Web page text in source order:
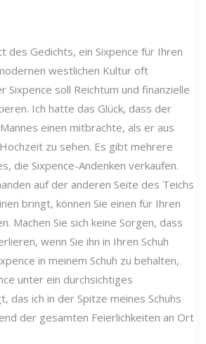
des Gedichts, ein Sixpence für Ihren
westlichen Kultur oft
Sixpence soll Reichtum und finanzielle
Ich hatte das Glück, dass der
einen mitbrachte, als er aus
zu sehen. Es gibt mehrere
die Sixpence-Andenken verkaufen.
auf der anderen Seite des Teichs
bringt, können Sie einen für Ihren
Machen Sie sich keine Sorgen, dass
wenn Sie ihn in Ihren Schuh
in meinem Schuh zu behalten,
unter ein durchsichtiges
das ich in der Spitze meines Schuhs
der gesamten Feierlichkeiten an Ort